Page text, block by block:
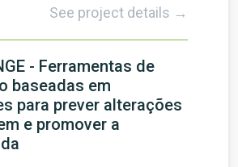
See project details →
- Ferramentas de
baseadas em
para prever alterações
e promover a